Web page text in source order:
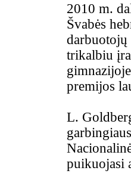
2010 m.
Švabės
darbuotojų
trikalbiu
premijos
L.
puikuojasi